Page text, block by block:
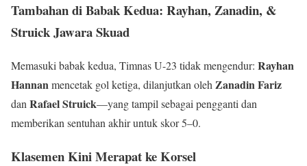
Tambahan di Babak Kedua: Rayhan, Zanadin, &
Struick Jawara Skuad
Memasuki babak kedua, Timnas U-23 tidak mengendur: Rayhan
Hannanmencetak gol ketiga, dilanjutkan oleh Zanadin Fariz
dan Rafael Struick—yang tampil sebagai pengganti dan
memberikan sentuhan akhir untuk skor 5–0.
Klasemen Kini Merapat ke Korsel